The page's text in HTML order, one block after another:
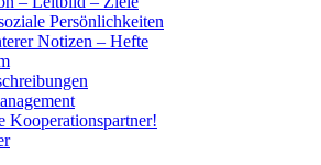
Persönlichkeiten
Notizen – Hefte
Kooperationspartner!